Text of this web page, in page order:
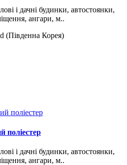
і дачні будинки, автостоянки,
ангари, м..
(Південна Корея)
поліестер
і дачні будинки, автостоянки,
ангари, м..